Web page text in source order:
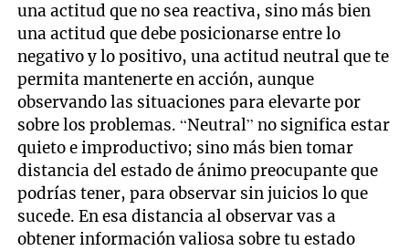
una actitud que no sea reactiva, sino más bien
una actitud que debe posicionarse entre lo
negativo y lo positivo, una actitud neutral que te
permita mantenerte en acción, aunque
observando las situaciones para elevarte por
sobre los problemas. “Neutral” no significa estar
quieto e improductivo; sino más bien tomar
distancia del estado de ánimo preocupante que
podrías tener, para observar sin juicios lo que
sucede. En esa distancia al observar vas a
obtener información valiosa sobre tu estado